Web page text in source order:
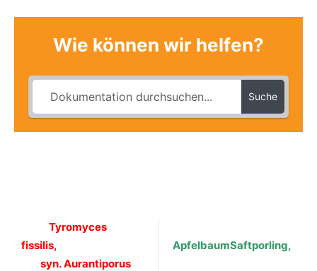
Wie können wir helfen?
Suche
Tyromyces
fissilis,
syn. Aurantiporus
ApfelbaumSaftporling,